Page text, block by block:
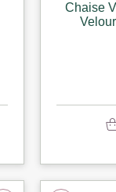
Chaise